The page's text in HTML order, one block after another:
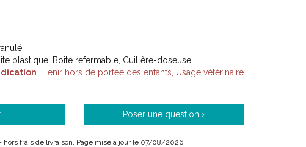
plastique, Boite refermable, Cuillère-doseuse
: Tenir hors de portée des enfants, Usage vétérinaire
Poser une question ›
hors frais de livraison. Page mise à jour le 07/08/2026.